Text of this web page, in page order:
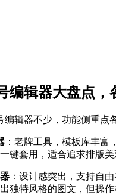
编辑器大盘点，
编辑器不少，功能侧重点
：老牌工具，模板库丰富
键套用，适合追求排版美
：设计感突出，支持自
独特风格的图文，但操